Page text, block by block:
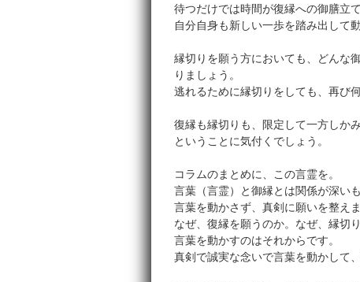
待つだけでは時間が復縁への御膳立
自分自身も新しい一歩を踏み出して
縁切りを願う方においても、どんな
りましょう。
逃れるために縁切りをしても、再び
復縁も縁切りも、限定して一方しか
ということに気付くでしょう。
コラムのまとめに、この言霊を。
言葉（言霊）と御縁とは関係が深いも
言葉を動かさず、真剣に願いを整えま
なぜ、復縁を願うのか。なぜ、縁切
言葉を動かすのはそれからです。
真剣で誠実な念いで言葉を動かして